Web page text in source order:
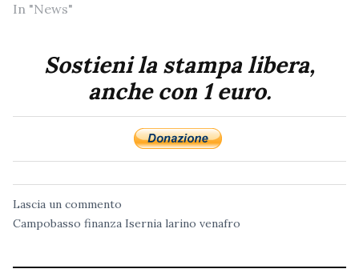
In "News"
Sostieni la stampa libera,
anche con 1 euro.
Lascia un commento
Campobasso finanza Isernia larino venafro